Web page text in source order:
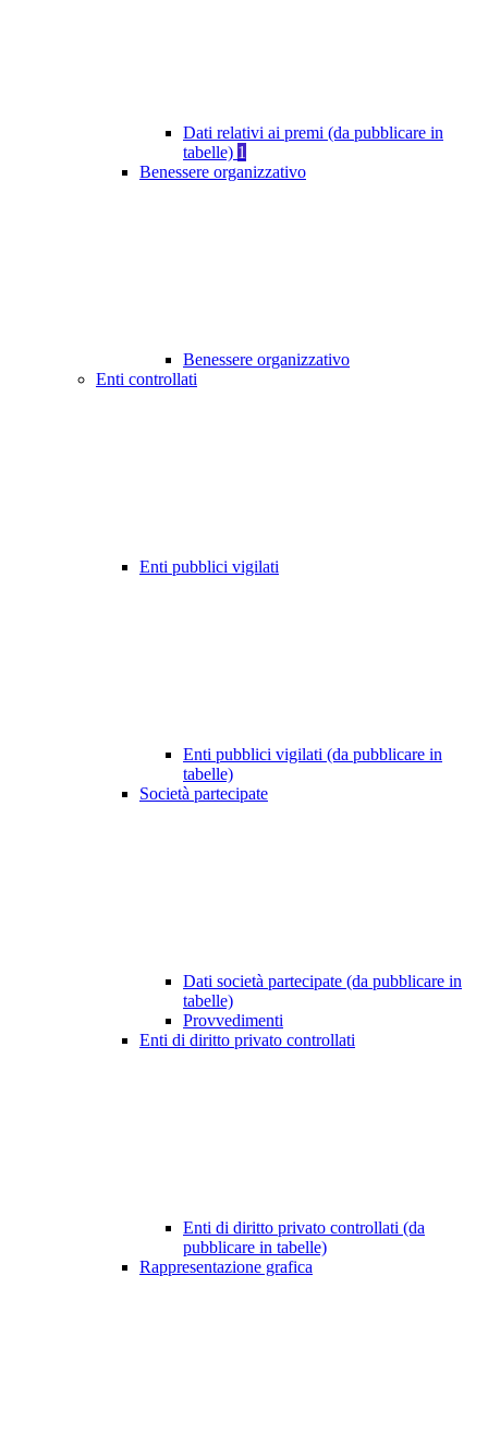
Dati relativi ai premi (da pubblicare in
tabelle) 1
Benessere organizzativo
Benessere organizzativo
Enti controllati
Enti pubblici vigilati
Enti pubblici vigilati (da pubblicare in
tabelle)
Società partecipate
Dati società partecipate (da pubblicare in
tabelle)
Provvedimenti
Enti di diritto privato controllati
Enti di diritto privato controllati (da
pubblicare in tabelle)
Rappresentazione grafica